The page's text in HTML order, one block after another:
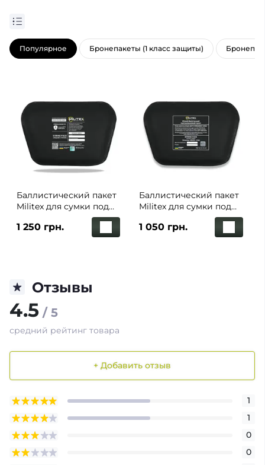
Популярное Бронепакеты (1 класс защиты)
Баллистический пакет
Militex для сумки под
защиту паха M 26,2*15,8
(2 класс защиты)
1 250 грн.
Баллистический пакет
Militex для сумки под
защиту паха M 26,2*15,8
(1 класс защиты)
1 050 грн.
Отзывы
4.5 / 5
средний рейтинг товара
+ Добавить отзыв
1
1
0
0